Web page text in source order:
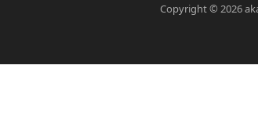
Copyright © 2026